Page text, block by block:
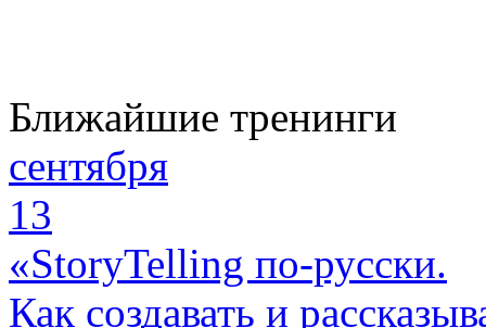
Ближайшие тренинги
сентября
13
«StoryTelling по-русски.
Как создавать и